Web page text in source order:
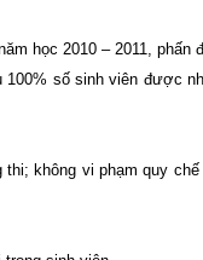
học 2010 – 2011, phấn
100% số sinh viên được
không vi phạm quy chế